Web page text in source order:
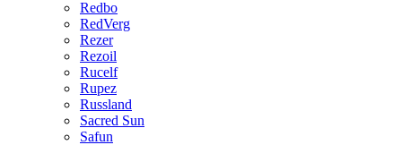
Redbo
RedVerg
Rezer
Rezoil
Rucelf
Rupez
Russland
Sacred Sun
Safun